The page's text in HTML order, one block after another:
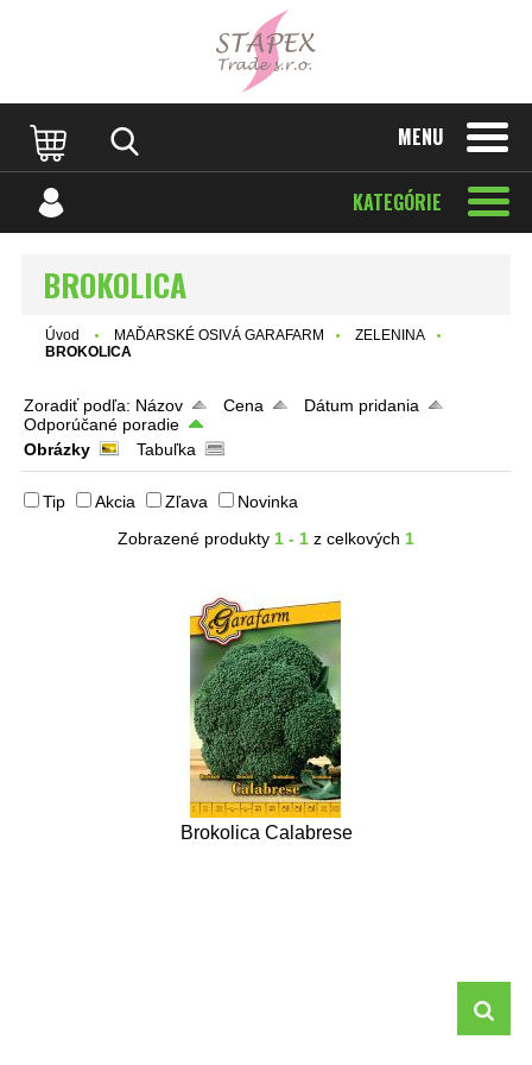
MENU
KATEGÓRIE
BROKOLICA
Úvod MAĎARSKÉ OSIVÁ GARAFARM
ZELENINA
BROKOLICA
Zoradiť podľa: Názov Cena
Dátum pridania
Odporúčané poradie
Obrázky
Tabuľka
Tip Akcia Zľava
Novinka
Zobrazené produkty 1 - 1 z celkových 1
Brokolica Calabrese